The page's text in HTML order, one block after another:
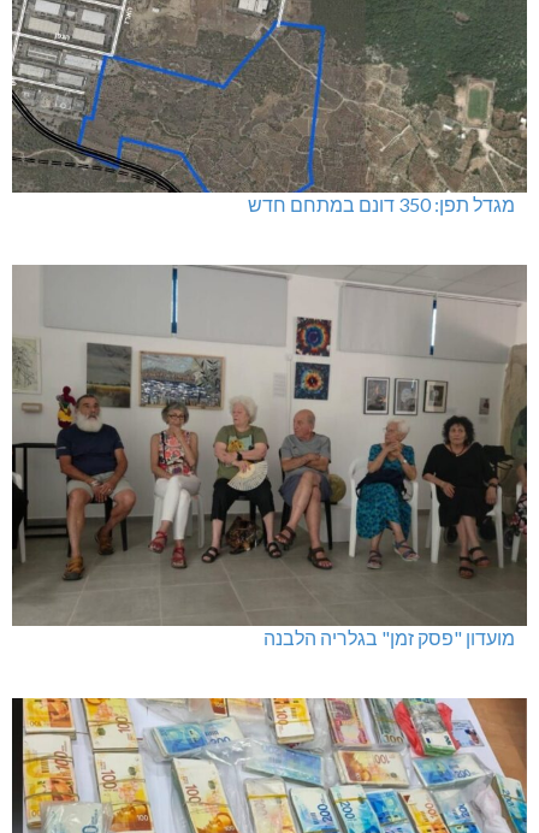
מגדל תפן: 350 דונם במתחם חדש
מועדון "פסק זמן" בגלריה הלבנה